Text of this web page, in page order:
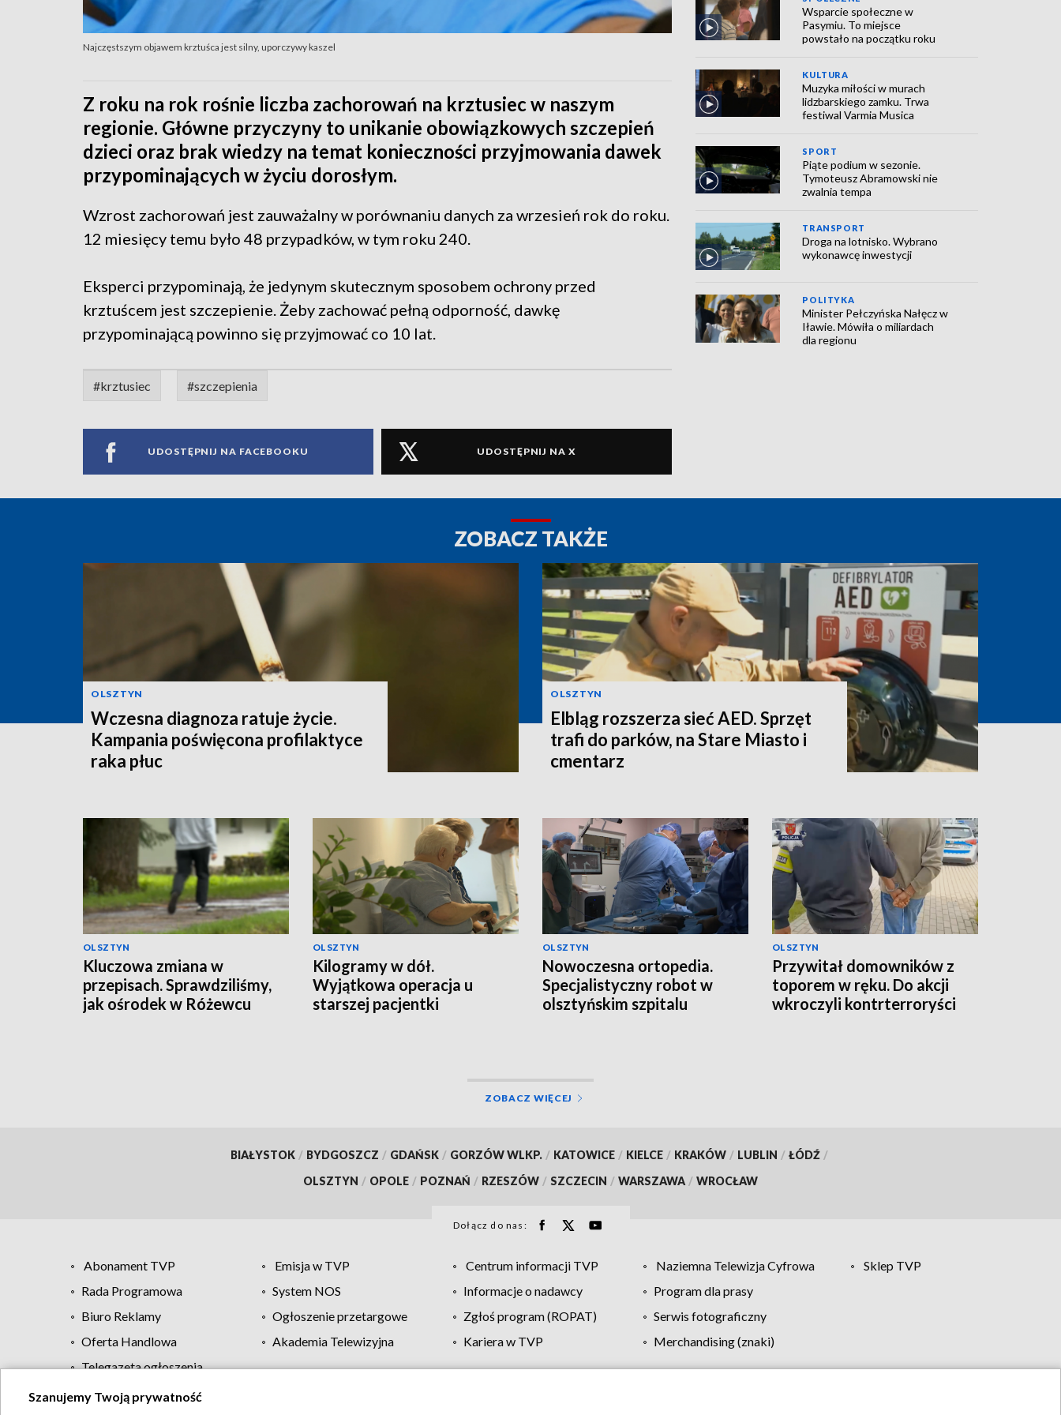
Najczęstszym objawem krztuśca jest silny, uporczywy kaszel
Z roku na rok rośnie liczba zachorowań na krztusiec w naszym
regionie. Główne przyczyny to unikanie obowiązkowych szczepień
dzieci oraz brak wiedzy na temat konieczności przyjmowania dawek
przypominających w życiu dorosłym.
Wzrost zachorowań jest zauważalny w porównaniu danych za wrzesień rok do roku.
12 miesięcy temu było 48 przypadków, w tym roku 240.
Eksperci przypominają, że jedynym skutecznym sposobem ochrony przed
krztuścem jest szczepienie. Żeby zachować pełną odporność, dawkę
przypominającą powinno się przyjmować co 10 lat.
#krztusiec #szczepienia
UDOSTĘPNIJ NA FACEBOOKU UDOSTĘPNIJ NA X
Wsparcie społeczne w
Pasymiu. To miejsce
powstało na początku roku
KULTURA
Muzyka miłości w murach
lidzbarskiego zamku. Trwa
festiwal Varmia Musica
SPORT
Piąte podium w sezonie.
Tymoteusz Abramowski nie
zwalnia tempa
TRANSPORT
Droga na lotnisko. Wybrano
wykonawcę inwestycji
POLITYKA
Minister Pełczyńska Nałęcz w
Iławie. Mówiła o miliardach
dla regionu
ZOBACZ TAKŻE
OLSZTYN
Wczesna diagnoza ratuje życie.
Kampania poświęcona profilaktyce
raka płuc
OLSZTYN
Elbląg rozszerza sieć AED. Sprzęt
trafi do parków, na Stare Miasto i
cmentarz
OLSZTYN
Kluczowa zmiana w
przepisach. Sprawdziliśmy,
jak ośrodek w Różewcu
OLSZTYN
Kilogramy w dół.
Wyjątkowa operacja u
starszej pacjentki
OLSZTYN
Nowoczesna ortopedia.
Specjalistyczny robot w
olsztyńskim szpitalu
OLSZTYN
Przywitał domowników z
toporem w ręku. Do akcji
wkroczyli kontrterroryści
ZOBACZ WIĘCEJ
BIAŁYSTOK / BYDGOSZCZ / GDAŃSK / GORZÓW WLKP. / KATOWICE / KIELCE / KRAKÓW / LUBLIN / ŁÓDŹ /
OLSZTYN / OPOLE / POZNAŃ / RZESZÓW / SZCZECIN / WARSZAWA / WROCŁAW
Dołącz do nas:
Abonament TVP Emisja w TVP Centrum informacji TVP Naziemna Telewizja Cyfrowa
Sklep TVP
Rada Programowa
System NOS Informacje o nadawcy
Program dla prasy
Biuro Reklamy
Ogłoszenie przetargowe Zgłoś program (ROPAT)
Serwis fotograficzny
Oferta Handlowa
Akademia Telewizyjna Kariera w TVP
Merchandising (znaki)
Telegazeta ogłoszenia
Szanujemy Twoją prywatność